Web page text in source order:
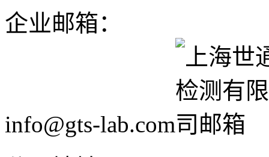
企业邮箱：
info@gts-lab.com